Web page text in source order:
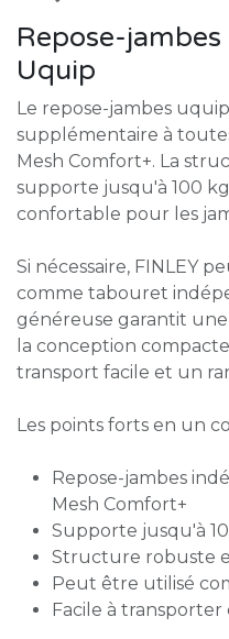
Repose-
Uquip
Le repose-jambes
supplémentaire à
Mesh Comfort+. La
supporte jusqu'à 100
confortable pour les
Si nécessaire, FINLEY
comme tabouret
généreuse garantit
la conception
transport facile et un
Les points forts en un
Repose-jambes
Mesh Comfort+
Supporte jusqu'à
Structure robuste
Peut être utilisé
Facile à